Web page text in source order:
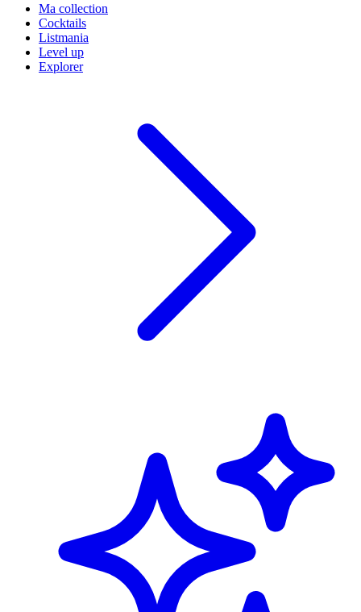
Ma collection
Cocktails
Listmania
Level up
Explorer